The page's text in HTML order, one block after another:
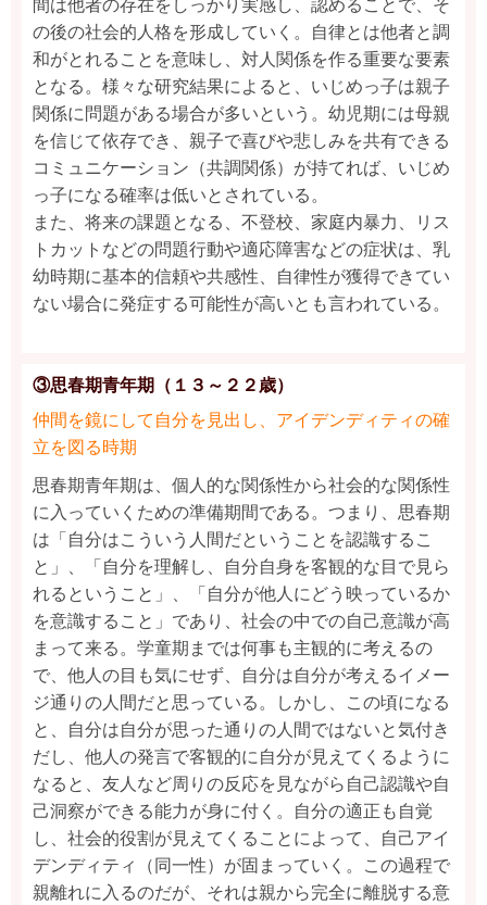
間は他者の存在をしっかり実感し、認めることで、そ
の後の社会的人格を形成していく。自律とは他者と調
和がとれることを意味し、対人関係を作る重要な要素
となる。様々な研究結果によると、いじめっ子は親子
関係に問題がある場合が多いという。幼児期には母親
を信じて依存でき、親子で喜びや悲しみを共有できる
コミュニケーション（共調関係）が持てれば、いじめ
っ子になる確率は低いとされている。
また、将来の課題となる、不登校、家庭内暴力、リス
トカットなどの問題行動や適応障害などの症状は、乳
幼時期に基本的信頼や共感性、自律性が獲得できてい
ない場合に発症する可能性が高いとも言われている。
③思春期青年期（１３～２２歳）
仲間を鏡にして自分を見出し、アイデンディティの確
立を図る時期
思春期青年期は、個人的な関係性から社会的な関係性
に入っていくための準備期間である。つまり、思春期
は「自分はこういう人間だということを認識するこ
と」、「自分を理解し、自分自身を客観的な目で見ら
れるということ」、「自分が他人にどう映っているか
を意識すること」であり、社会の中での自己意識が高
まって来る。学童期までは何事も主観的に考えるの
で、他人の目も気にせず、自分は自分が考えるイメー
ジ通りの人間だと思っている。しかし、この頃になる
と、自分は自分が思った通りの人間ではないと気付き
だし、他人の発言で客観的に自分が見えてくるように
なると、友人など周りの反応を見ながら自己認識や自
己洞察ができる能力が身に付く。自分の適正も自覚
し、社会的役割が見えてくることによって、自己アイ
デンディティ（同一性）が固まっていく。この過程で
親離れに入るのだが、それは親から完全に離脱する意